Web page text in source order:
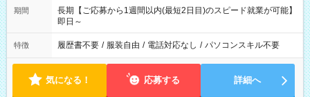
期間
長期【ご応募から1週間以内(最短2日目)のスピード就業が可能】
即日～
特徴 履歴書不要 / 服装自由 / 電話対応なし / パソコンスキル不要
気になる！ 応募する 詳細へ